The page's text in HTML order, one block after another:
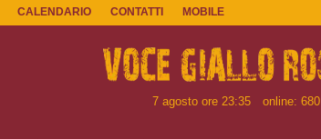
CALENDARIO CONTATTI MOBILE
7 agosto ore 23:35 online: 680